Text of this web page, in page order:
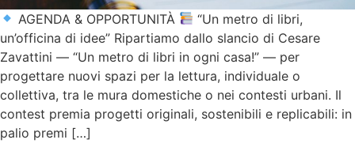
AGENDA & OPPORTUNITÀ
“Un metro di libri,
un’officina di idee” Ripartiamo dallo slancio di Cesare
Zavattini — “Un metro di libri in ogni casa!” — per
progettare nuovi spazi per la lettura, individuale o
collettiva, tra le mura domestiche o nei contesti urbani. Il
contest premia progetti originali, sostenibili e replicabili: in
palio premi […]